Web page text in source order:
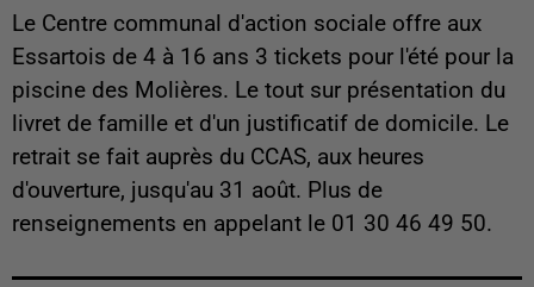
Le Centre communal d'action sociale offre aux
Essartois de 4 à 16 ans 3 tickets pour l'été pour la
piscine des Molières. Le tout sur présentation du
livret de famille et d'un justificatif de domicile. Le
retrait se fait auprès du CCAS, aux heures
d'ouverture, jusqu'au 31 août. Plus de
renseignements en appelant le 01 30 46 49 50.